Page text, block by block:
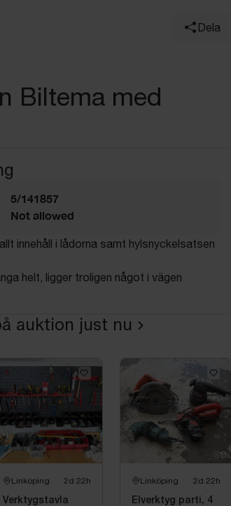
Dela
Biltema med
5/141857
Not allowed
innehåll i lådorna samt hylsnyckelsatsen
helt, ligger troligen något i vägen
auktion just nu
Linköping 2d 22h
Verktygstavla
Linköping 2d 22h
Elverktyg parti, 4